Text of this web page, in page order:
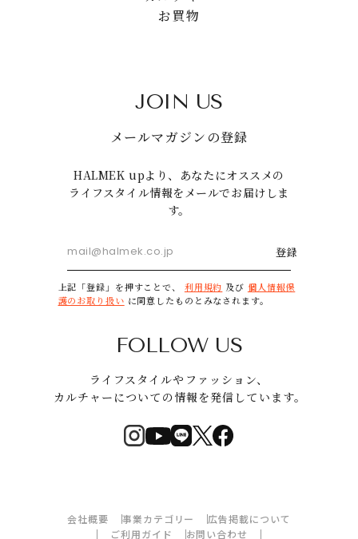
お買物
JOIN US
メールマガジンの登録
HALMEK upより、あなたにオススメの
ライフスタイル情報をメールでお届けしま
す。
登録
上記「登録」を押すことで、 利用規約 及び 個人情報保
護のお取り扱い に同意したものとみなされます。
FOLLOW US
ライフスタイルやファッション、
カルチャーについての情報を発信しています。
会社概要 事業カテゴリー
広告掲載について
ご利用ガイド
お問い合わせ